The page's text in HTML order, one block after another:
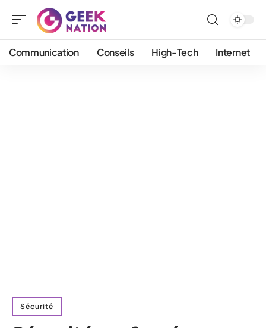
Communication Conseils High-Tech Internet
Sécurité